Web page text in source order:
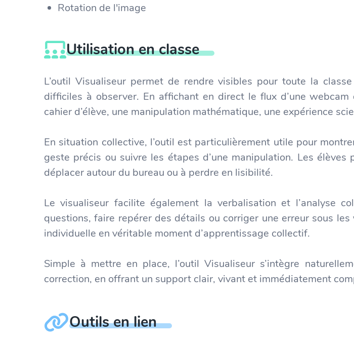
Rotation de l'image
Utilisation en classe
L’outil Visualiseur permet de rendre visibles pour toute la
difficiles à observer. En affichant en direct le flux d’une
cahier d’élève, une manipulation mathématique, une expérience
En situation collective, l’outil est particulièrement utile pour
geste précis ou suivre les étapes d’une manipulation. Les
déplacer autour du bureau ou à perdre en lisibilité.
Le visualiseur facilite également la verbalisation et l’analyse
questions, faire repérer des détails ou corriger une erreur sous
individuelle en véritable moment d’apprentissage collectif.
Simple à mettre en place, l’outil Visualiseur s’intègre
correction, en offrant un support clair, vivant et immédiatement
Outils en lien